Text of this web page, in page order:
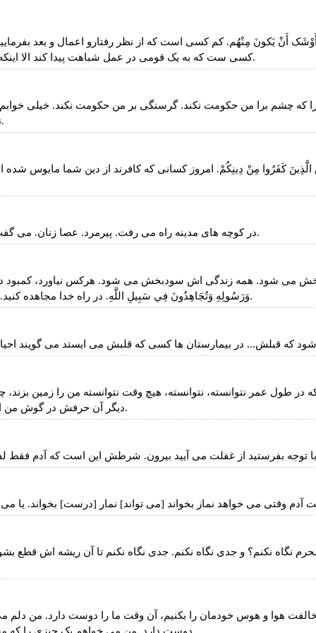
أَنْ يَکونَ مِنْهُم. کم کسی است که از نظر رفتارو اعمال و بعد
کسی ست که به یک قومی در عمل شباهت پیدا کند الا اینکه مثلا به زبان بنده بسیار نزدیک است که از آن قوم محسوب شود.
را که چشم برا من حکومت نکند. گرسنگی بر من حکومت نکند. خیلی
نکند. من واجباتم را عمل کنم. گناه را ترک کنم. حداقل است دیگر.
كَفَرُوا مِنْ دِينِكُمْ. امروز کسانی که کافرند از دین شما مایوس شده
در کوچه های مدینه راه می رفت. پیرمرد. عصا زنان. می گفت که أدِّبوا اولادَکُم. اولادتان را تربیت کنید به محبت امیرالمومنین.
می شود. همه زندگی اش سودبخش می شود. هرکس نیاورد، کمبود
وَرَسُولِهِ وَتُجَاهِدُونَ فِي سَبِيلِ اللَّهِ. در راه خدا مجاهده کنید. این مجاهده کنید لازم نیست تفنگ به دوش بگیرید. هزار اجر دارد.
عمر نتوانسته، نتوانسته، هیچ وقت نتوانسته من را زمین بزند،
دیگر آن حرفش در گوش من اثر نمی کرده. او ول نمی کندها. حرف را می زند. اما اثر نمی کند.
وقتی می خواهد نماز بخواند [می تواند] نمار [درست] بخواند. یا می
نگاه نکنم؟ و جدی نگاه نکنم. جدی نگاه نکنم تا آن ریشه اش قطع
هوا و هوس خودمان را بکنیم، آن وقت ما را دوست دارد. من دلم می